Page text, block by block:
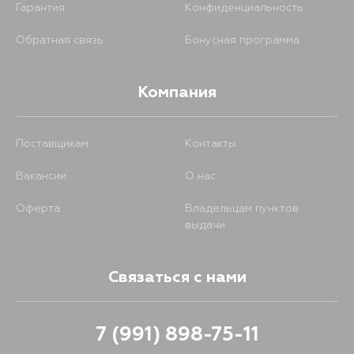
Гарантия Конфиденциальность
Обратная связь Бонусная программа
Компания
Поставщикам Контакты
Вакансии О нас
Оферта
Владельцам пунктов
выдачи
Связаться с нами
7 (991) 898-75-11